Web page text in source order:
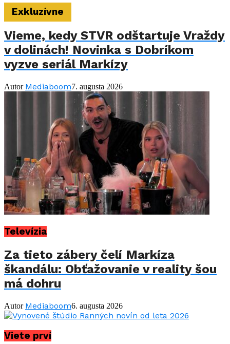
Exkluzívne
Vieme, kedy STVR odštartuje Vraždy
v dolinách! Novinka s Dobríkom
vyzve seriál Markízy
Autor Mediaboom7. augusta 2026
Televízia
Za tieto zábery čelí Markíza
škandálu: Obťažovanie v reality šou
má dohru
Autor Mediaboom6. augusta 2026
Viete prví